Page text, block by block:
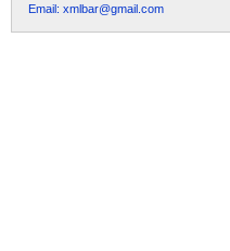
Email: xmlbar@gmail.com